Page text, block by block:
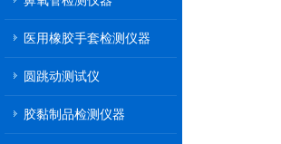
医用橡胶手套检测仪器
圆跳动测试仪
胶黏制品检测仪器